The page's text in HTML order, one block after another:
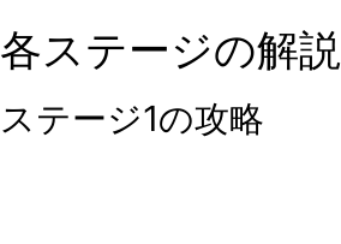
各ステージの解説
ステージ1の攻略